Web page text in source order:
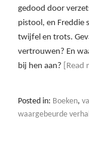
gedood door
pistool, en Freddie
twijfel en trots.
vertrouwen? En
bij hen aan?
[Read
Posted in: Boeken,
waargebeurde